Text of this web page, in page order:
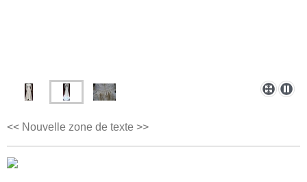
<< Nouvelle zone de texte >>